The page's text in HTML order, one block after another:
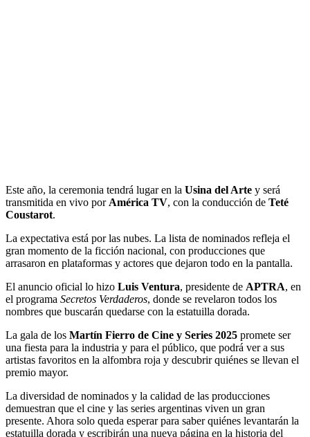
Este año, la ceremonia tendrá lugar en la Usina del Arte y será
transmitida en vivo por América TV, con la conducción de Teté
Coustarot.
La expectativa está por las nubes. La lista de nominados refleja el
gran momento de la ficción nacional, con producciones que
arrasaron en plataformas y actores que dejaron todo en la pantalla.
El anuncio oficial lo hizo Luis Ventura, presidente de APTRA, en
el programa Secretos Verdaderos, donde se revelaron todos los
nombres que buscarán quedarse con la estatuilla dorada.
La gala de los Martín Fierro de Cine y Series 2025 promete ser
una fiesta para la industria y para el público, que podrá ver a sus
artistas favoritos en la alfombra roja y descubrir quiénes se llevan el
premio mayor.
La diversidad de nominados y la calidad de las producciones
demuestran que el cine y las series argentinas viven un gran
presente. Ahora solo queda esperar para saber quiénes levantarán la
estatuilla dorada y escribirán una nueva página en la historia del